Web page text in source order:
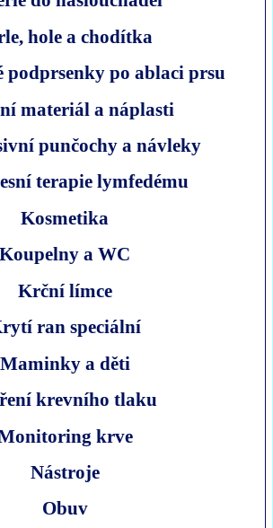
hole a chodítka
po ablaci prsu
materiál a náplasti
punčochy a návleky
terapie lymfedému
Kosmetika
Koupelny a WC
Krční límce
ran speciální
Maminky a děti
krevního tlaku
krve
Nástroje
Obuv